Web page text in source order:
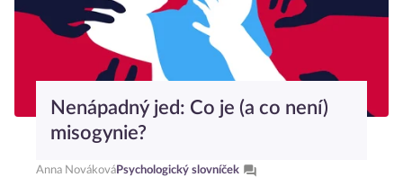
Nenápadný jed: Co je (a co není)
misogynie?
Anna NovákováPsychologický slovníček